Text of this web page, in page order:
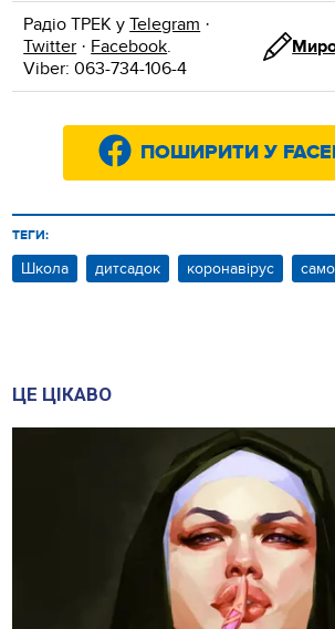
Радіо ТРЕК уTelegram ·
Twitter · Facebook.
Viber: 063-734-106-4
ПОШИРИТИ У
ТЕГИ:
Школа дитсадок коронавірус
ЦЕ ЦІКАВО